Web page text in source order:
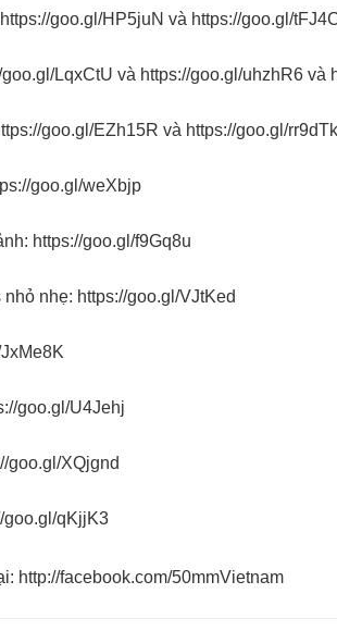
https://goo.gl/HP5juN và https://goo.gl/
goo.gl/LqxCtU và https://goo.gl/uhzhR6 và
goo.gl/EZh15R và https://goo.gl/rr9dTk
goo.gl/weXbjp
https://goo.gl/f9Gq8u
nhẹ: https://goo.gl/VJtKed
goo.gl/U4Jehj
goo.gl/XQjgnd
goo.gl/qKjjK3
http://facebook.com/50mmVietnam